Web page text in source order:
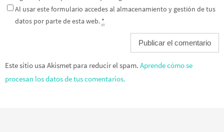
Al usar este formulario accedes al almacenamiento y gestión de tus
datos por parte de esta web. *
Este sitio usa Akismet para reducir el spam. Aprende cómo se
procesan los datos de tus comentarios.